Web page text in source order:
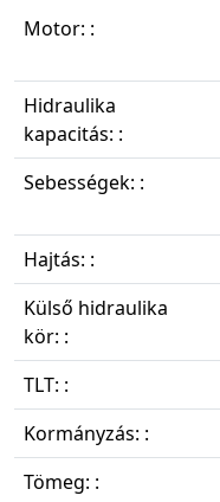
Motor: :
Hidraulika
kapacitás: :
Sebességek: :
Hajtás: :
Külső hidraulika
kör: :
TLT: :
Kormányzás: :
Tömeg: :